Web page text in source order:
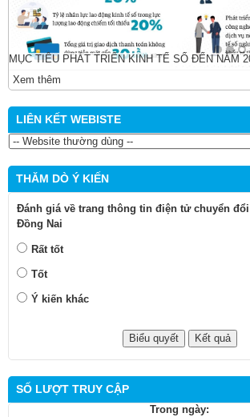
MỤC TIÊU PHÁT TRIỂN KINH TẾ SỐ ĐẾN NĂM
Xem thêm
LIÊN KẾT WEBISTE
THĂM DÒ Ý KIẾN
Đánh giá về trang thông tin điện tử chuyển
Đồng Nai
Rất tốt
Tốt
Ý kiến khác
SỐ LƯỢT TRUY CẬP
Trong ngày: